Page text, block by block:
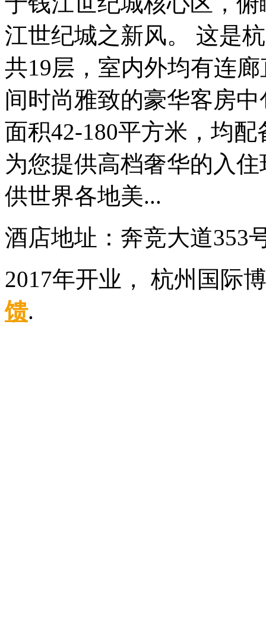
江世纪城之新风。 这是
共19层，室内外均有连
间时尚雅致的豪华客房
面积42-180平方米，均
为您提供高档奢华的入
供世界各地美...
酒店地址：奔竞大道353
2017年开业， 杭州国
馈.